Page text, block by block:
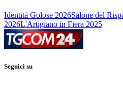
Identità Golose 2026Salone del
2026L'Artigiano in Fiera 2025
Seguici su